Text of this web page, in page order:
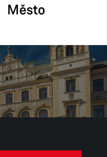
Město